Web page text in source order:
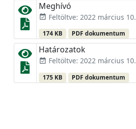
Meghívó
event_available Feltöltve: 2022 március 10.
174 KB PDF dokumentum
Határozatok
event_available Feltöltve: 2022 március 10.
175 KB PDF dokumentum